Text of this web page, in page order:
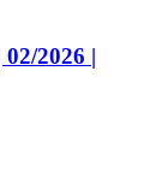
2026 |